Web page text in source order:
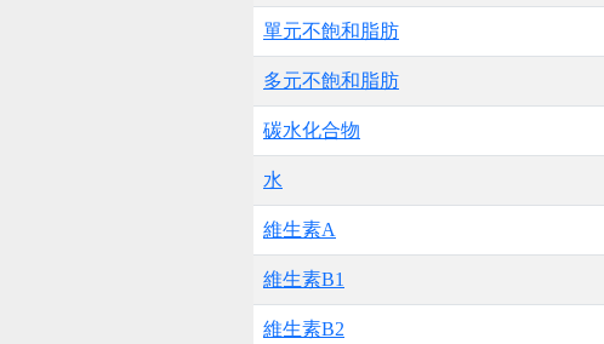
單元不飽和脂肪
多元不飽和脂肪
碳水化合物
水
維生素A
維生素B1
維生素B2